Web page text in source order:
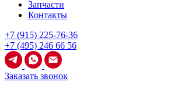
Запчасти
Контакты
+7 (915) 225-76-36
+7 (495) 246 66 56
Заказать звонок